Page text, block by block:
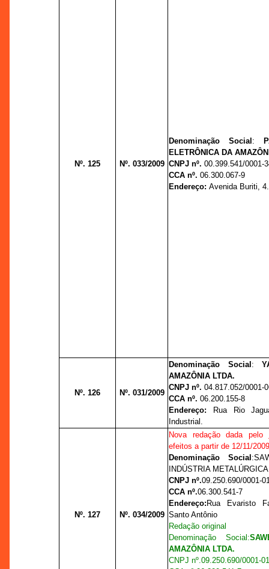
Nº. 125 Nº. 033/2009
Denominação Social :
ELETRÔNICA DA
CNPJ nº. 00.399.541/0001-
CCA nº. 06.300.067-9
Endereço:Avenida Buriti,
Nº. 126 Nº. 031/2009
Denominação Social :
AMAZÔNIA LTDA.
CNPJ nº. 04.817.052/0001-
CCA nº. 06.200.155-8
Endereço:
Rua Rio
Industrial.
Nº. 127 Nº. 034/2009
Nova redação dada pelo
efeitos a partir de 12/11/
Denominação Social :
INDÚSTRIA
CNPJ nº.09.250.690/0001-
CCA nº.06.300.541-7
Endereço: Rua Evaristo
Santo Antônio
Redação original
Denominação Social :
AMAZÔNIA LTDA.
CNPJ nº.09.250.690/0001-